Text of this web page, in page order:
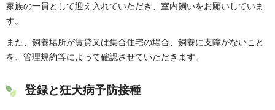
家族の一員として迎え入れていただき、室内飼いをお願いしていま
す。
また、飼養場所が賃貸又は集合住宅の場合、飼養に支障がないこと
を、管理規約等によって確認させていただきます。
登録と狂犬病予防接種